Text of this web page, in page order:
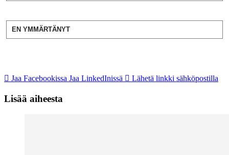
EN YMMÄRTÄNYT
Jaa Facebookissa Jaa LinkedInissä Lähetä linkki sähköpostilla
Lisää aiheesta